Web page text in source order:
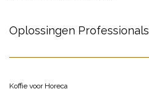
Oplossingen Professionals
Koffie voor Horeca